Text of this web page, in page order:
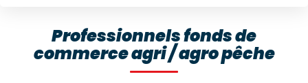
BIENS VENDUS
Surface min Budget max
Professionnels fonds de
commerce agri / agro pêche